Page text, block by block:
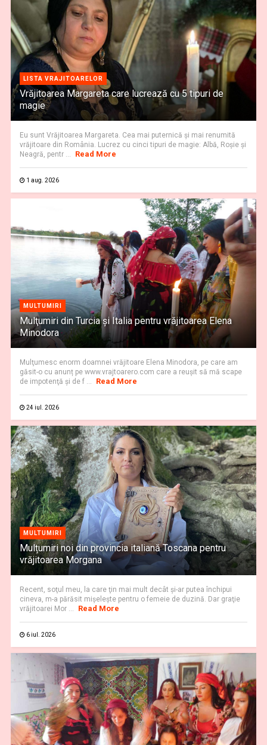
LISTA VRAJITOARELOR
Vrăjitoarea Margareta care lucrează cu 5 tipuri de
magie
Eu sunt Vrăjitoarea Margareta. Cea mai puternică și mai renumită
vrăjitoare din România. Lucrez cu cinci tipuri de magie: Albă, Roșie și
Neagră, pentr ...
Read More
1 aug. 2026
MULTUMIRI
Mulţumiri din Turcia și Italia pentru vrăjitoarea Elena
Minodora
Mulţumesc enorm doamnei vrăjitoare Elena Minodora, pe care am
găsit-o cu anunț pe www.vrajtoarero.com care a reuşit să mă scape
de impotenţă şi de f ...
Read More
24 iul. 2026
MULTUMIRI
Mulțumiri noi din provincia italiană Toscana pentru
vrăjitoarea Morgana
Recent, soţul meu, la care ţin mai mult decât și-ar putea închipui
cineva, m-a părăsit mișelește pentru o femeie de duzină. Dar graţie
vrăjitoarei Mor ...
Read More
6 iul. 2026